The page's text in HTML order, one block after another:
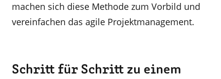
machen sich diese Methode zum Vorbild und
vereinfachen das agile Projektmanagement.
Schritt für Schritt zu einem